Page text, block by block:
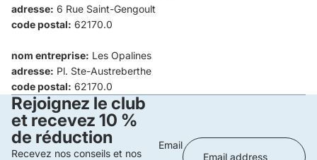
adresse: 6 Rue Saint-Gengoult
code postal: 62170.0
nom entreprise: Les Opalines
adresse: Pl. Ste-Austreberthe
code postal: 62170.0
Rejoignez le club
et recevez 10 %
de réduction
Recevez nos conseils et nos
Email